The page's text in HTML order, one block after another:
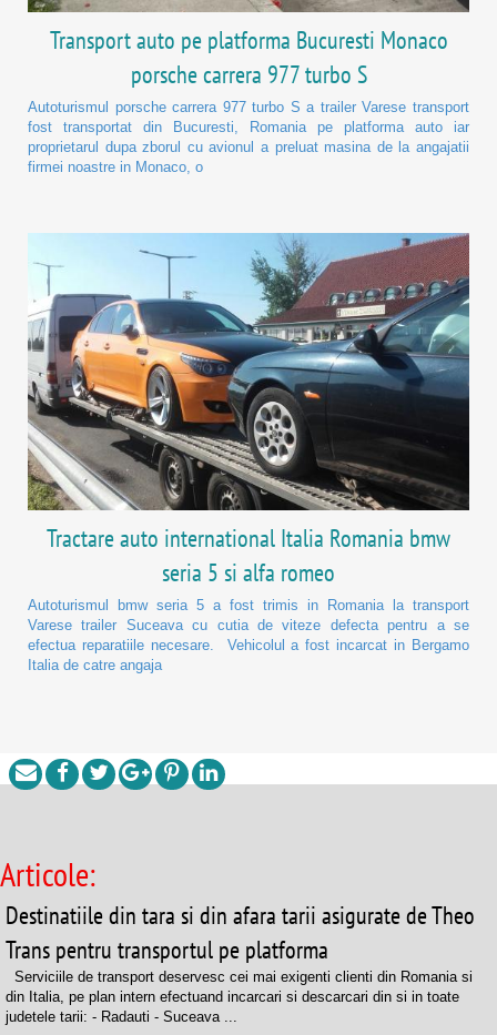
Transport auto pe platforma Bucuresti Monaco
porsche carrera 977 turbo S
Autoturismul porsche carrera 977 turbo S a trailer Varese transport
fost transportat din Bucuresti, Romania pe platforma auto iar
proprietarul dupa zborul cu avionul a preluat masina de la angajatii
firmei noastre in Monaco, o
Tractare auto international Italia Romania bmw
seria 5 si alfa romeo
Autoturismul bmw seria 5 a fost trimis in Romania la transport
Varese trailer Suceava cu cutia de viteze defecta pentru a se
efectua reparatiile necesare. Vehicolul a fost incarcat in Bergamo
Italia de catre angaja
Articole:
Destinatiile din tara si din afara tarii asigurate de Theo
Trans pentru transportul pe platforma
Serviciile de transport deservesc cei mai exigenti clienti din Romania si
din Italia, pe plan intern efectuand incarcari si descarcari din si in toate
judetele tarii: - Radauti - Suceava ...